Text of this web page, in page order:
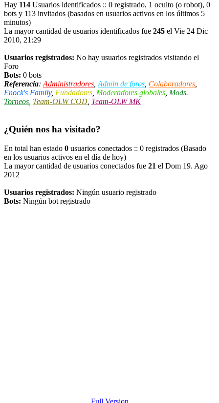
Hay 114 Usuarios identificados :: 0 registrado, 1 oculto (o robot), 0
bots y 113 invitados (basados en usuarios activos en los últimos 5
minutos)
La mayor cantidad de usuarios identificados fue 245 el Vie 24 Dic
2010, 21:29
Usuarios registrados: No hay usuarios registrados visitando el
Foro
Bots: 0 bots
Referencia: Administradores Admin de foros Colaboradores
Enock's Family, Fundadores Moderadores globales Mods.
Torneos Team-OLW COD Team-OLW MK
¿Quién nos ha visitado?
En total han estado 0 usuarios conectados :: 0 registrados (Basado
en los usuarios activos en el día de hoy)
La mayor cantidad de usuarios conectados fue 21 el Dom 19. Ago
2012
Usuarios registrados: Ningún usuario registrado
Bots: Ningún bot registrado
Full Version